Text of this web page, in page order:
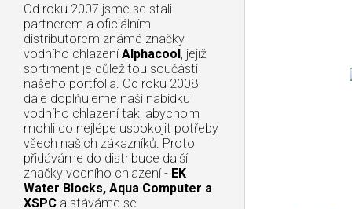
Od roku 2007 jsme se stali
partnerem a oficiálním
distributorem známé značky
vodního chlazení Alphacool, jejíž
sortiment je důležitou součástí
našeho portfolia. Od roku 2008
dále doplňujeme naší nabídku
vodního chlazení tak, abychom
mohli co nejlépe uspokojit potřeby
všech našich zákazníků. Proto
přidáváme do distribuce další
značky vodního chlazení - EK
Water Blocks, Aqua Computer a
XSPC a stáváme se